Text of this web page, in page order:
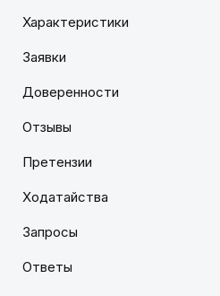
Характеристики
Заявки
Доверенности
Отзывы
Претензии
Ходатайства
Запросы
Ответы